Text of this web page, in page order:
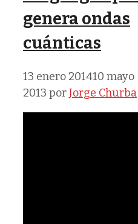
genera ondas
cuánticas
13 enero 201410 mayo
2013 porJorge Churba